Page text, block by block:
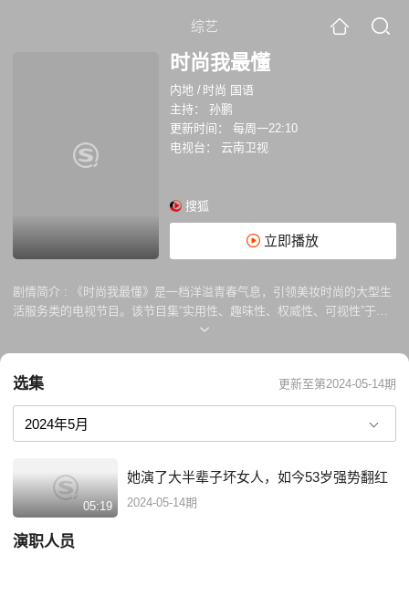
综艺
时尚我最懂
内地 / 时尚 国语
主持：
孙鹏
更新时间：
每周一22:10
电视台：
云南卫视
搜狐
立即播放
剧情简介 :
《时尚我最懂》是一档洋溢青春气息，引领美妆时尚的大型生
活服务类的电视节目。该节目集“实用性、趣味性、权威性、可视性”于一
体，以“引领时尚潮流，传播时尚文化，引导科学美容”为宗旨，以规范引
选集 更新至第2024-05-14期
05:19
她演了大半辈子坏女人，如今53岁强势翻红
2024-05-14期
演职人员